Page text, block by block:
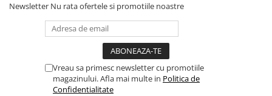
Newsletter Nu rata ofertele si promotiile noastre
Vreau sa primesc newsletter cu promotiile
magazinului. Afla mai multe in Politica de
Confidentialitate